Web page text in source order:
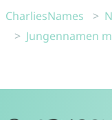
CharliesNames
Jungennamen